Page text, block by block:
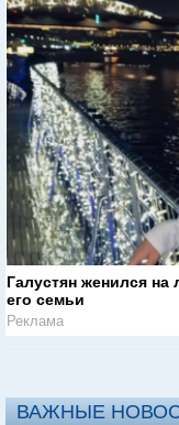
Галустян женился
его семьи
Реклама
ВАЖНЫЕ